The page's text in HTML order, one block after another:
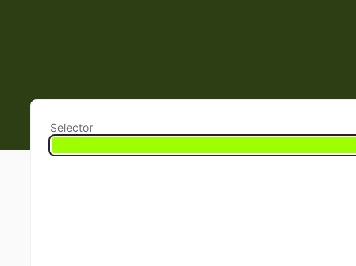
Selector